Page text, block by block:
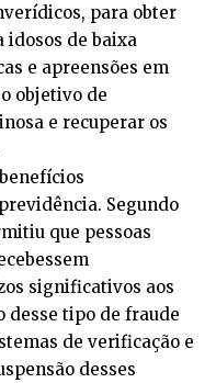
para obter
idosos de baixa
e apreensões em
objetivo de
e recuperar os
Segundo
que pessoas
significativos aos
desse tipo de fraude
de verificação e
desses